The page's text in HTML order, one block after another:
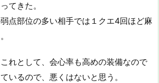
てきた。
点部位の多い相手では１クエ4回ほど麻
れとして、会心率も高めの装備なので
いるので、悪くはないと思う。